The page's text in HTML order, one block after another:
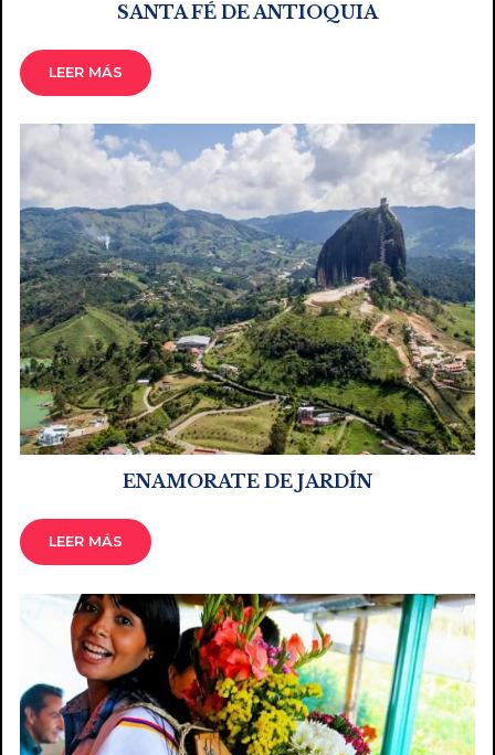
SANTA FÉ DE ANTIOQUIA
LEER MÁS
ENAMORATE DE JARDÍN
LEER MÁS